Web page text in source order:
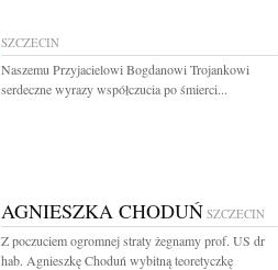
SZCZECIN
Naszemu Przyjacielowi Bogdanowi Trojankowi
serdeczne wyrazy współczucia po śmierci...
AGNIESZKA CHODUŃ SZCZECIN
Z poczuciem ogromnej straty żegnamy prof. US dr
hab. Agnieszkę Choduń wybitną teoretyczkę